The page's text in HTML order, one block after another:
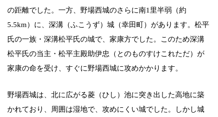
の距離でした。一方、野場西城のさらに南1里半弱（約
5.5km）に、深溝（ふこうず）城（幸田町）があります。松平
氏の一族・深溝松平氏の城で、家康方でした。このため深溝
松平氏の当主・松平主殿助伊忠（とのものすけこれただ）が
家康の命を受け、すぐに野場西城に攻めかかります。
野場西城は、北に広がる菱（ひし）池に突き出した高地に築
かれており、周囲は湿地で、攻めにくい城でした。しかし城